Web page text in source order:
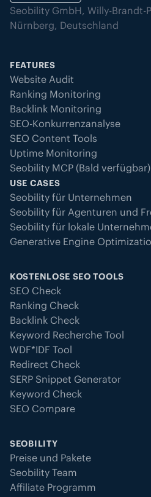
Seobility GmbH, Willy-Brandt-
Nürnberg, Deutschland
FEATURES
Website Audit
Ranking Monitoring
Backlink Monitoring
SEO-Konkurrenzanalyse
SEO Content Tools
Uptime Monitoring
Seobility MCP (Bald verfügbar)
USE CASES
Seobility für Unternehmen
Seobility für Agenturen und
Seobility für lokale
Generative Engine
KOSTENLOSE SEO TOOLS
SEO Check
Ranking Check
Backlink Check
Keyword Recherche Tool
WDF*IDF Tool
Redirect Check
SERP Snippet Generator
Keyword Check
SEO Compare
SEOBILITY
Preise und Pakete
Seobility Team
Affiliate Programm